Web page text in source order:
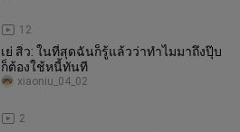
12
เย่ สิ่ว: ในที่สุดฉันก็รู้แล้วว่าทำไมมาถึงปุ๊บ
ก็ต้องใช้หนี้ทันที
2
xiaoniu_04_02